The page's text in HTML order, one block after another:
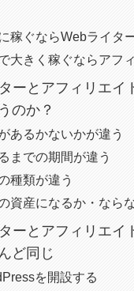
稼ぐならWebライタ
大きく稼ぐならアフ
ーとアフィリエイ
のか？
あるかないかが違う
までの期間が違う
種類が違う
資産になるか・なら
ーとアフィリエイ
ど同じ
を開設する